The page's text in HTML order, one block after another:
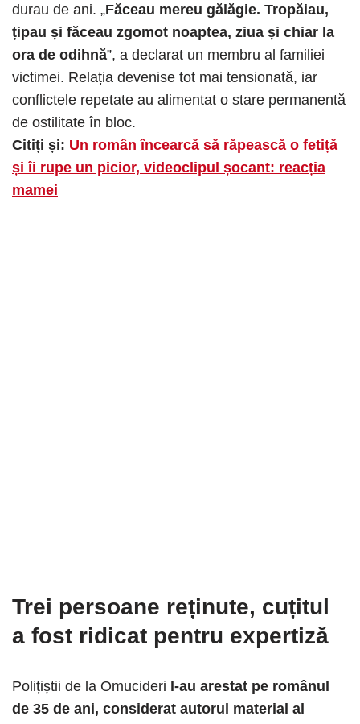
durau de ani. „Făceau mereu gălăgie. Tropăiau,
țipau și făceau zgomot noaptea, ziua și chiar la
ora de odihnă”, a declarat un membru al familiei
victimei. Relația devenise tot mai tensionată, iar
conflictele repetate au alimentat o stare permanentă
de ostilitate în bloc.
Citiți și: Un român încearcă să răpească o fetiță
și îi rupe un picior, videoclipul șocant: reacția
mamei
Trei persoane reținute, cuțitul
a fost ridicat pentru expertiză
Polițiștii de la Omucideri l-au arestat pe românul
de 35 de ani, considerat autorul material al